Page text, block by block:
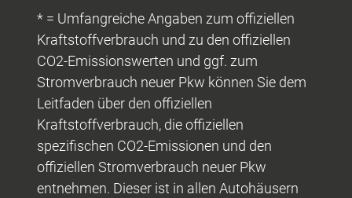
* = Umfangreiche Angaben zum offiziellen
Kraftstoffverbrauch und zu den offiziellen
CO2-Emissionswerten und ggf. zum
Stromverbrauch neuer Pkw können Sie dem
Leitfaden über den offiziellen
Kraftstoffverbrauch, die offiziellen
spezifischen CO2-Emissionen und den
offiziellen Stromverbrauch neuer Pkw
entnehmen. Dieser ist in allen Autohäusern